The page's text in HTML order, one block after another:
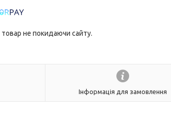
не покидаючи сайту.
Інформація для замовлення